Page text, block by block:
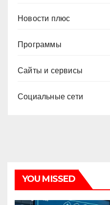
Новости плюс
Программы
Сайты и сервисы
Социальные сети
YOU MISSED